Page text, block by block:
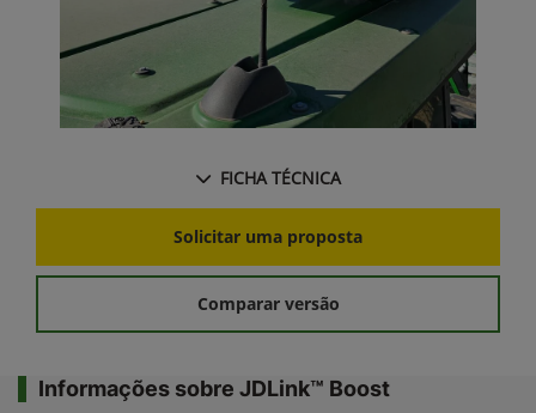
FICHA TÉCNICA
Solicitar uma proposta
Comparar versão
Informações sobre JDLink™ Boost